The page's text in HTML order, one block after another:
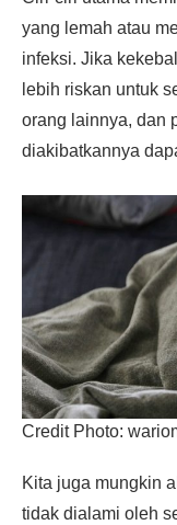
yang lemah atau
infeksi. Jika
lebih riskan untuk
orang lainnya, dan
diakibatkannya
Credit Photo:
Kita juga mungkin
tidak dialami oleh